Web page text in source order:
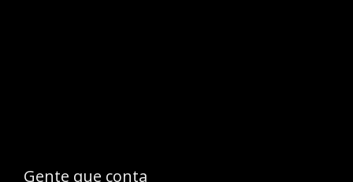
Gente que conta